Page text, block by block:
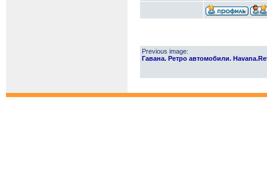
Previous image:
Гавана. Ретро автомобили.